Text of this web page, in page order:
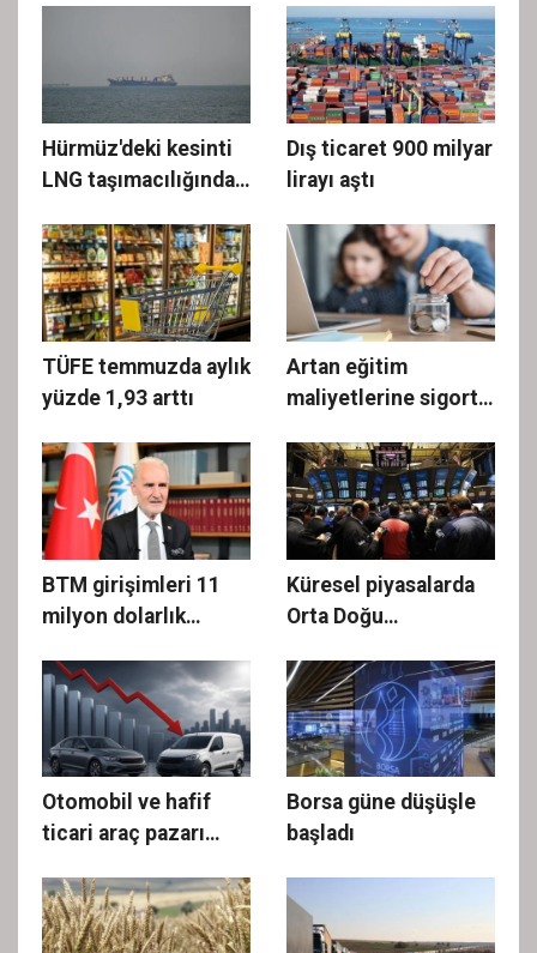
Hürmüz'deki kesinti
LNG taşımacılığında
Dış ticaret 900 milyar
lirayı aştı
TÜFE temmuzda aylık
yüzde 1,93 arttı
Artan eğitim
maliyetlerine sigorta
BTM girişimleri 11
milyon dolarlık
Küresel piyasalarda
Orta Doğu
Otomobil ve hafif
ticari araç pazarı
Borsa güne düşüşle
başladı